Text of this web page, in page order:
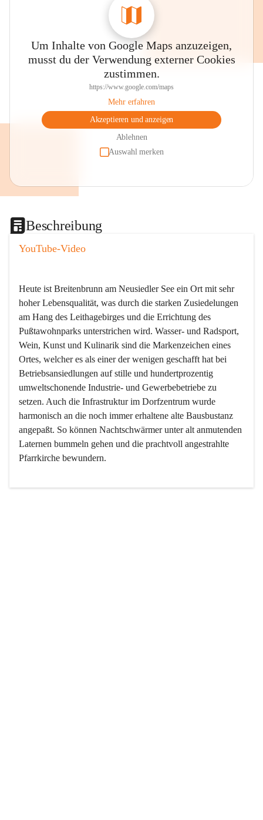
Um Inhalte von Google Maps anzuzeigen,
musst du der Verwendung externer Cookies
zustimmen.
https://www.google.com/maps
Mehr erfahren
Akzeptieren und anzeigen
Ablehnen
Auswahl merken
Beschreibung
YouTube-Video
Heute ist Breitenbrunn am Neusiedler See ein Ort mit sehr
hoher Lebensqualität, was durch die starken Zusiedelungen
am Hang des Leithagebirges und die Errichtung des
Pußtawohnparks unterstrichen wird. Wasser- und Radsport,
Wein, Kunst und Kulinarik sind die Markenzeichen eines
Ortes, welcher es als einer der wenigen geschafft hat bei
Betriebsansiedlungen auf stille und hundertprozentig
umweltschonende Industrie- und Gewerbebetriebe zu
setzen. Auch die Infrastruktur im Dorfzentrum wurde
harmonisch an die noch immer erhaltene alte Bausbustanz
angepaßt. So können Nachtschwärmer unter alt anmutenden
Laternen bummeln gehen und die prachtvoll angestrahlte
Pfarrkirche bewundern.
Der Weinbau dominert heute nicht mehr, ist aber integrativer